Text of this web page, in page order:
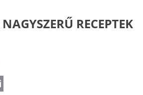
RECEPTEK